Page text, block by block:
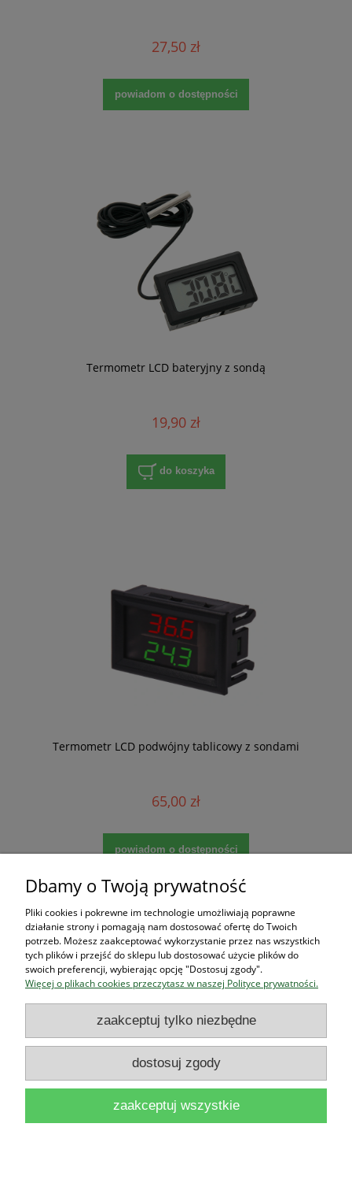
27,50 zł
powiadom o dostępności
Termometr LCD bateryjny z sondą
19,90 zł
do koszyka
Termometr LCD podwójny tablicowy z sondami
65,00 zł
powiadom o dostępności
Zakupy
Pomoc
Informacje
Użytkowanie sklepu oznacza zgodę na wykorzystywanie plików cookies.
Szczegółowe informacje wPolityce prywatności.
Dbamy o Twoją prywatność
Pliki cookies i pokrewne im technologie umożliwiają poprawne
działanie strony i pomagają nam dostosować ofertę do Twoich
potrzeb. Możesz zaakceptować wykorzystanie przez nas wszystkich
tych plików i przejść do sklepu lub dostosować użycie plików do
swoich preferencji, wybierając opcję "Dostosuj zgody".
Więcej o plikach cookies przeczytasz w naszej Polityce prywatności.
zaakceptuj tylko niezbędne
dostosuj zgody
zaakceptuj wszystkie